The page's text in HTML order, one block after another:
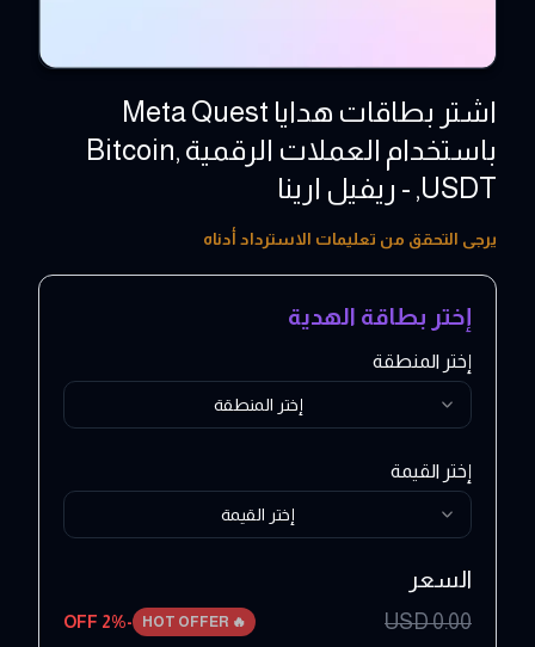
اشتر بطاقات هدايا Meta Quest
باستخدام العملات الرقمية ,Bitcoin
,USDT - ريفيل ارينا
15 - 100 USD
يرجى التحقق من تعليمات الاسترداد أدناه
إختر بطاقة الهدية
إختر المنطقة
إختر المنطقة
إختر القيمة
إختر القيمة
السعر
0.00
USD
🔥
HOT OFFER
-
2% OFF